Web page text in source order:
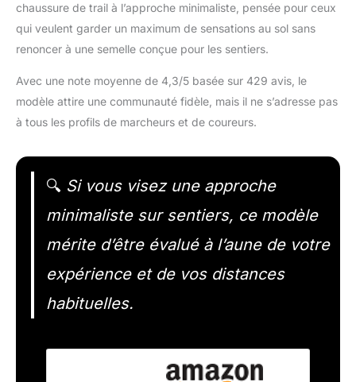
chaussure de trail à l’approche minimaliste, pensée pour ceux
qui veulent garder un maximum de sensations au sol sans
renoncer à une semelle conçue pour les sentiers.
Avec une note moyenne de 4,3/5 basée sur 429 avis, le
modèle attire une communauté fidèle, mais il ne s’adresse pas
à tous les profils de marcheurs et de coureurs.
🔍 Si vous visez une approche
minimaliste sur sentiers, ce modèle
mérite d’être évalué à l’aune de votre
expérience et de vos distances
habituelles.